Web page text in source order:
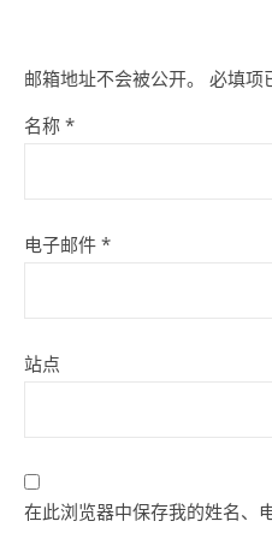
邮箱地址不会被公开。 必填项
名称 *
电子邮件 *
站点
在此浏览器中保存我的姓名、